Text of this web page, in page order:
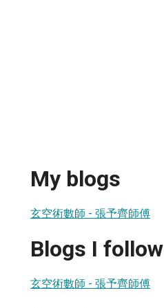
My blogs
玄空術數師 - 張予齊師傅
Blogs I follow
玄空術數師 - 張予齊師傅